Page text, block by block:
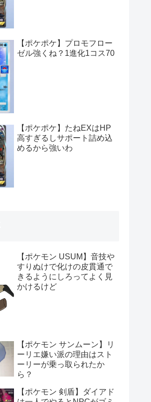
【ポケポケ】プロモフロー
ゼル強くね？1進化1コス70
【ポケポケ】たねEXはHP
高すぎるしサポート詰め込
めるから強いわ
【ポケモン USUM】音技や
すりぬけで化けの皮貫通で
きるようにしろってよく見
かけるけど
【ポケモン サンムーン】リ
ーリエ嫌い派の理由はスト
ーリーが乗っ取られたか
ら？
【ポケモン 剣盾】ダイアド